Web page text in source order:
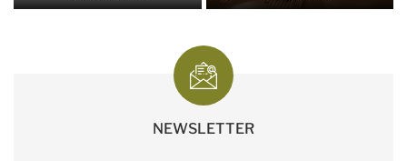
NEWSLETTER